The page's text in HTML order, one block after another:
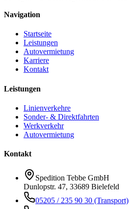
Navigation
Startseite
Leistungen
Autovermietung
Karriere
Kontakt
Leistungen
Linienverkehre
Sonder- & Direktfahrten
Werkverkehr
Autovermietung
Kontakt
Spedition Tebbe GmbH
Dunlopstr. 47, 33689 Bielefeld
05205 / 235 90 30 (Transport)